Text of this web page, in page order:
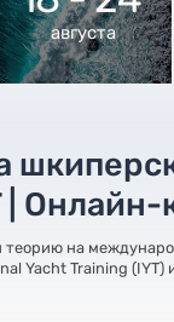
августа
| Онлайн-
теорию на
Yacht Training (IYT)